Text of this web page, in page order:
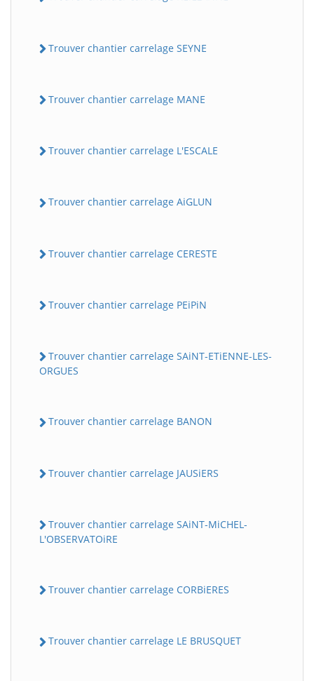
Trouver chantier carrelage SEYNE
Trouver chantier carrelage MANE
Trouver chantier carrelage L'ESCALE
Trouver chantier carrelage AiGLUN
Trouver chantier carrelage CERESTE
Trouver chantier carrelage PEiPiN
Trouver chantier carrelage SAiNT-ETiENNE-LES-
ORGUES
Trouver chantier carrelage BANON
Trouver chantier carrelage JAUSiERS
Trouver chantier carrelage SAiNT-MiCHEL-
L'OBSERVATOiRE
Trouver chantier carrelage CORBiERES
Trouver chantier carrelage LE BRUSQUET